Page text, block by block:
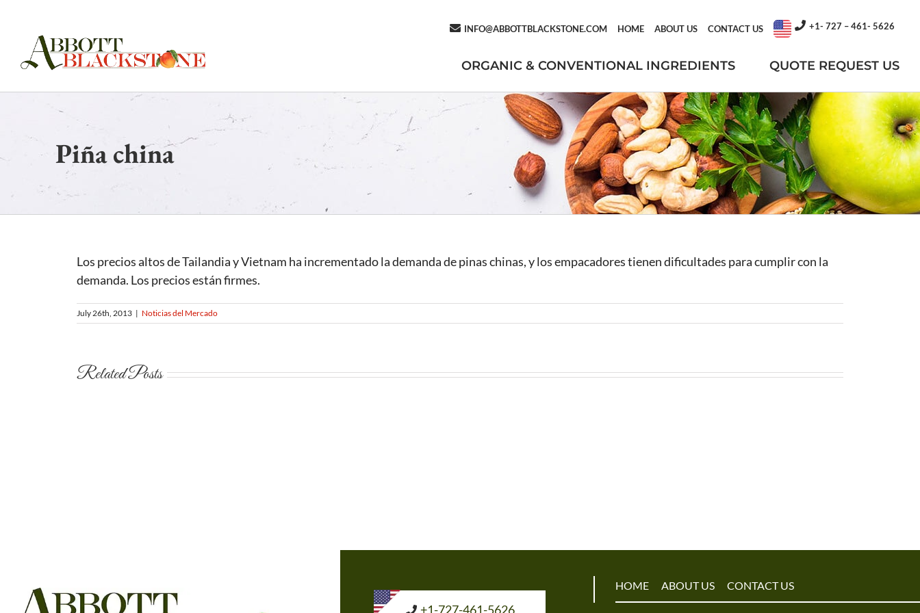
content
INFO@ABBOTTBLACKSTONE.COM HOME ABOUT US CONTACT US +1- 727 – 461- 5626
ORGANIC & CONVENTIONAL INGREDIENTS QUOTE REQUEST US
Piña china
Los precios altos de Tailandia y Vietnam ha incrementado la demanda de pinas chinas, y los empacadores tienen dificultades para cumplir con la
demanda. Los precios están firmes.
July 26th, 2013 | Noticias del Mercado
Related Posts
+1-727-461-5626
HOME ABOUT US CONTACT US